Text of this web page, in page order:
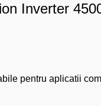
Inverter
pentru aplicatii